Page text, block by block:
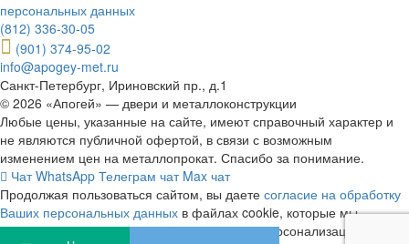
персональных данных
(812) 336-30-05
(901) 374-95-02
info@apogey-met.ru
Санкт-Петербург, Ириновский пр., д.1
© 2026 «Апогей» — двери и металлоконструкции
Любые цены, указанные на сайте, имеют справочный характер и
не являются публичной офертой, в связи с возможным
изменением цен на металлопрокат. Спасибо за понимание.
Чат WhatsApp Телеграм чат Max чат
Продолжая пользоваться сайтом, вы даете согласие на обработку
Ваших персональных данных в файлах cookie, которые мы
используем для удобства пользователей и персонализации